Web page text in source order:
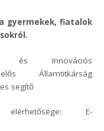
gyermekek, fiatalok
és Innovációs
Államtitkárság
segítő
E-